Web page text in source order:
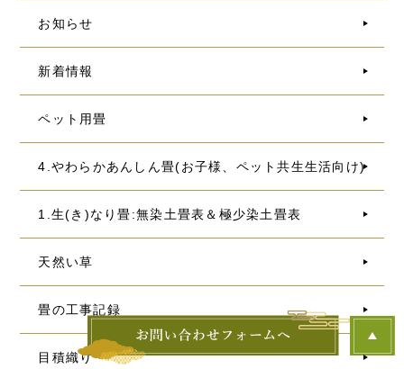
お知らせ
新着情報
ペット用畳
4.やわらかあんしん畳(お子様、ペット共生生活向け)
1.生(き)なり畳:無染土畳表＆極少染土畳表
天然い草
畳の工事記録
目積織り